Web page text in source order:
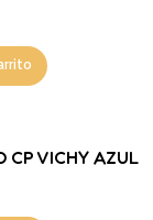
CP VICHY AZUL